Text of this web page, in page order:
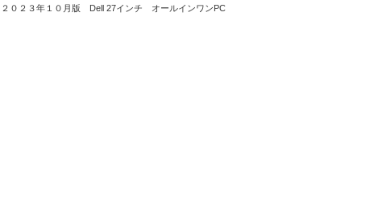
２０２３年１０月版 Dell 27インチ オールインワンPC